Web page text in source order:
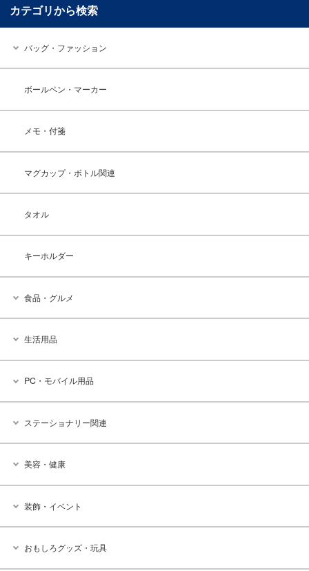
カテゴリから検索
バッグ・ファッション
ボールペン・マーカー
メモ・付箋
マグカップ・ボトル関連
タオル
キーホルダー
食品・グルメ
生活用品
PC・モバイル用品
ステーショナリー関連
美容・健康
装飾・イベント
おもしろグッズ・玩具